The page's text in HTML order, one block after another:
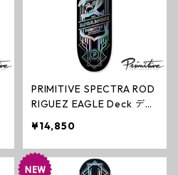
PRIMITIVE SPECTRA ROD
RIGUEZ EAGLE Deck デッ
ティブ
¥14,850